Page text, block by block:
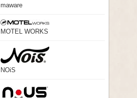
maware
MOTEL WORKS
NOiS